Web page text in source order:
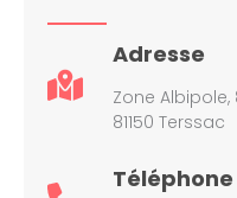
Adresse
Zone
81150 Terssac
Téléphone